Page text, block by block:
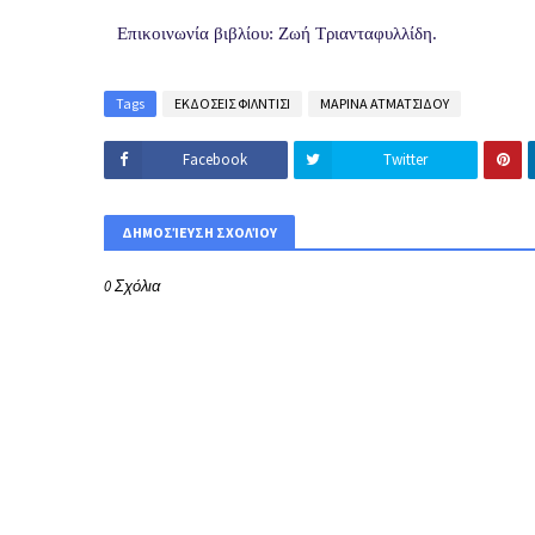
Επικοινωνία βιβλίου: Ζωή Τριανταφυλλίδη.
Tags ΕΚΔΟΣΕΙΣ ΦΙΛΝΤΙΣΙ ΜΑΡΙΝΑ ΑΤΜΑΤΣΙΔΟΥ
Facebook Twitter
ΔΗΜΟΣΊΕΥΣΗ ΣΧΟΛΊΟΥ
0 Σχόλια